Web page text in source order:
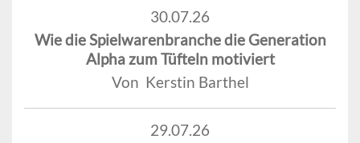
30.07.26
Wie die Spielwarenbranche die Generation
Alpha zum Tüfteln motiviert
Von Kerstin Barthel
29.07.26